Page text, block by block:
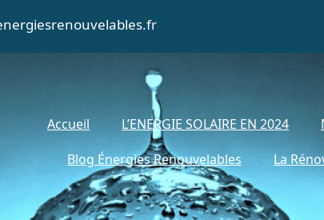
Accueil L’ENERGIE SOLAIRE EN 2024
Blog Énergies Renouvelables
La